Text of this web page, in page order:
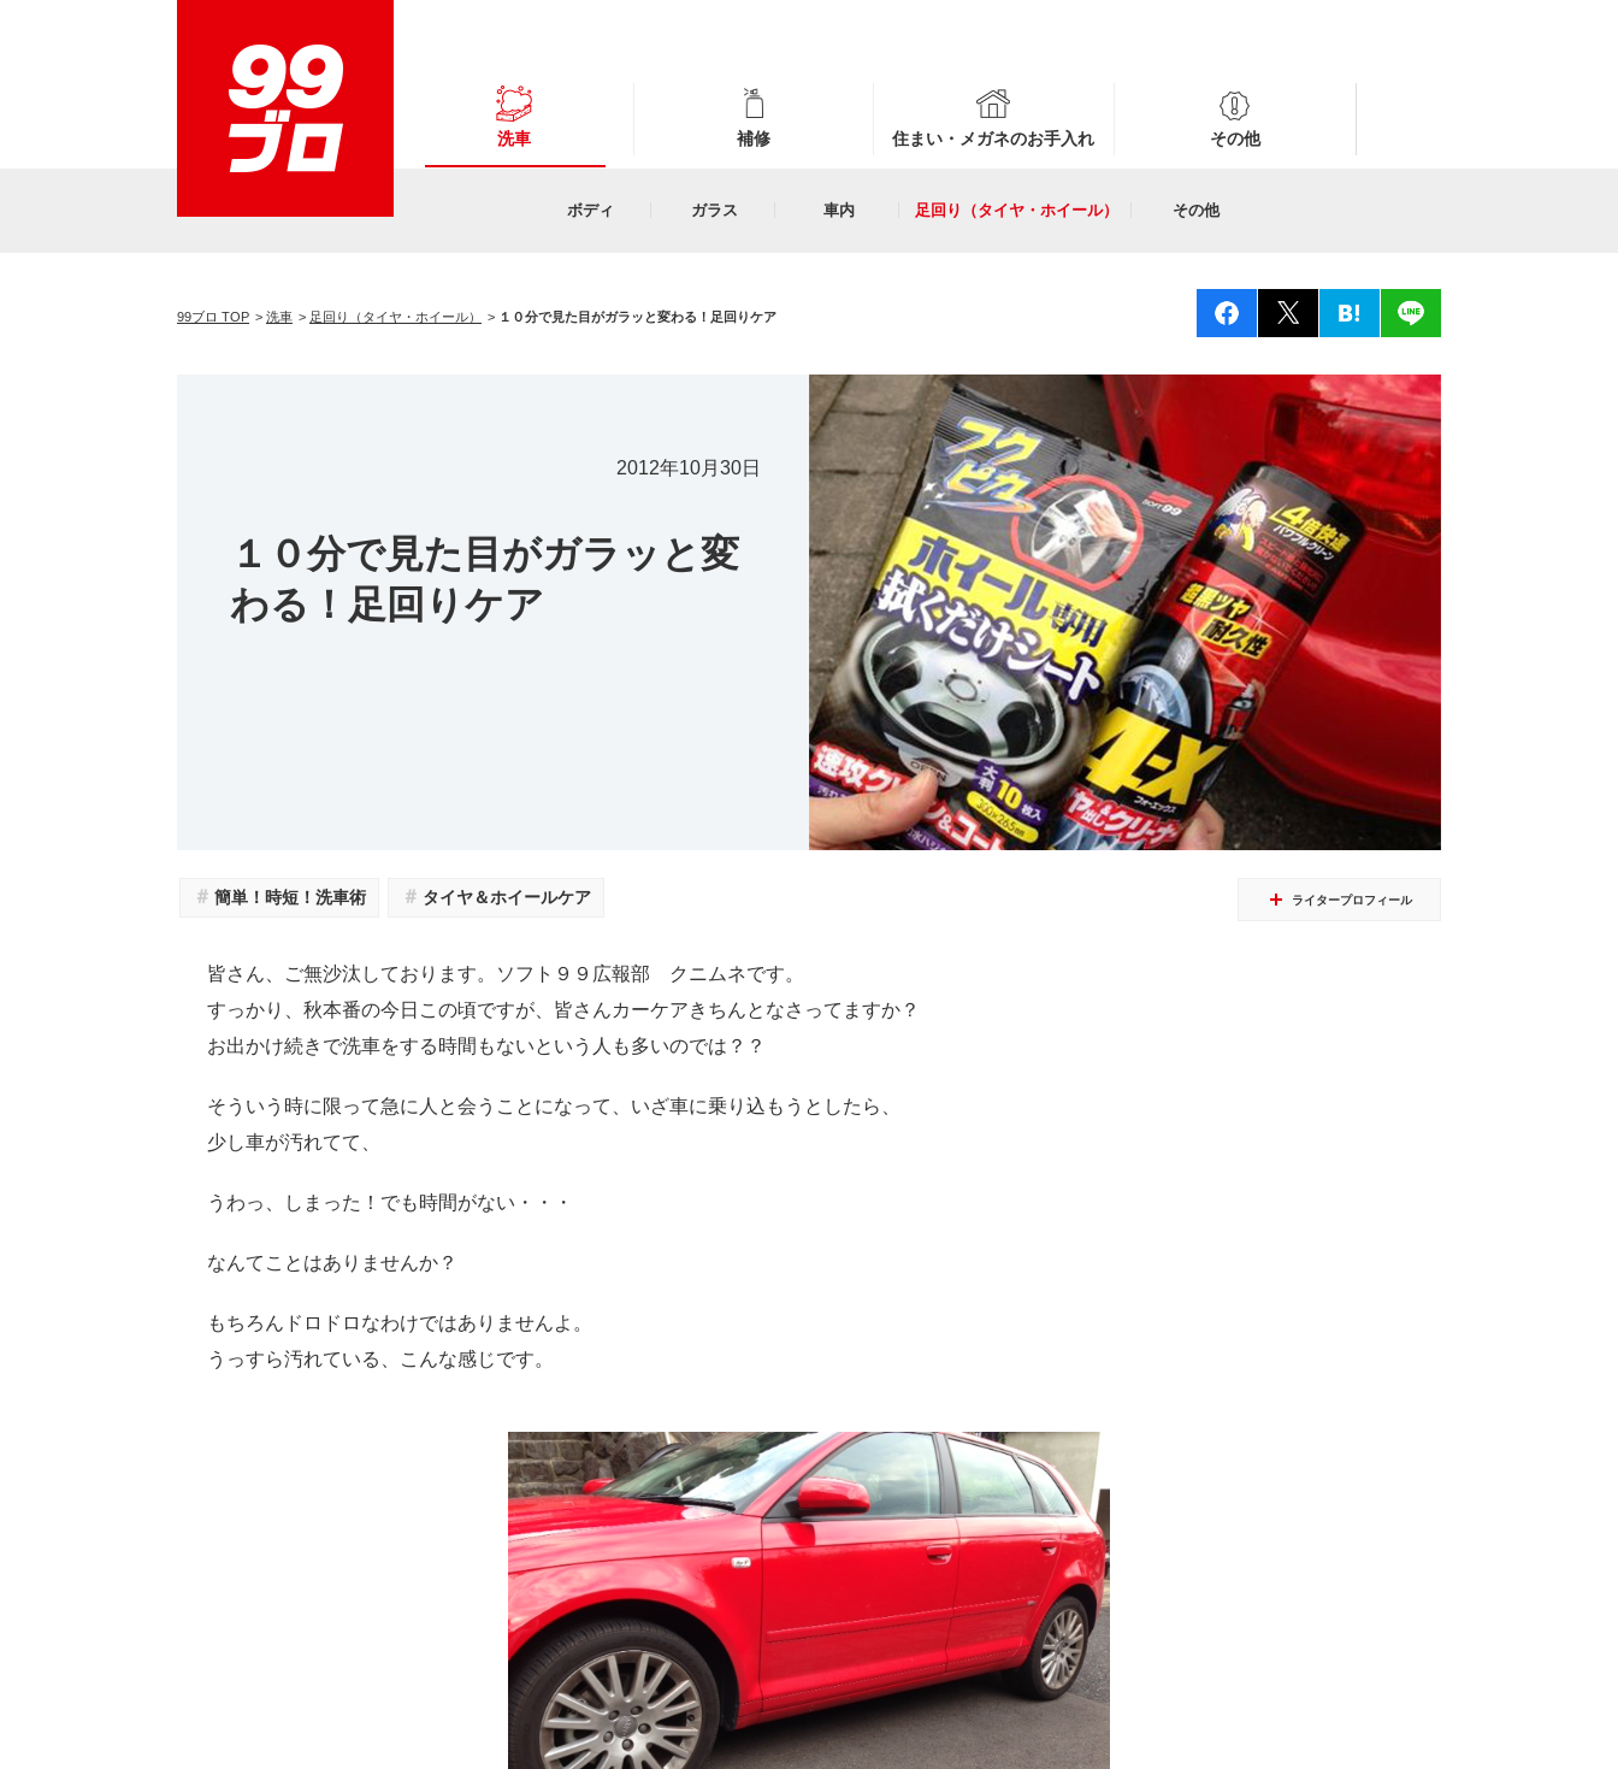
洗車 補修 住まい・メガネのお手入れ その他
ボディ ガラス 車内 足回り（タイヤ・ホイール） その他
99ブロ TOP 洗車 足回り（タイヤ・ホイール） １０分で見た目がガラッと変わる！足回りケア
2012年10月30日
１０分で見た目がガラッと変
わる！足回りケア
ライタープロフィール
＃ 簡単！時短！洗車術 ＃ タイヤ＆ホイールケア
皆さん、ご無沙汰しております。ソフト９９広報部 クニムネです。
すっかり、秋本番の今日この頃ですが、皆さんカーケアきちんとなさってますか？
お出かけ続きで洗車をする時間もないという人も多いのでは？？
そういう時に限って急に人と会うことになって、いざ車に乗り込もうとしたら、
少し車が汚れてて、
うわっ、しまった！でも時間がない・・・
なんてことはありませんか？
もちろんドロドロなわけではありませんよ。
うっすら汚れている、こんな感じです。